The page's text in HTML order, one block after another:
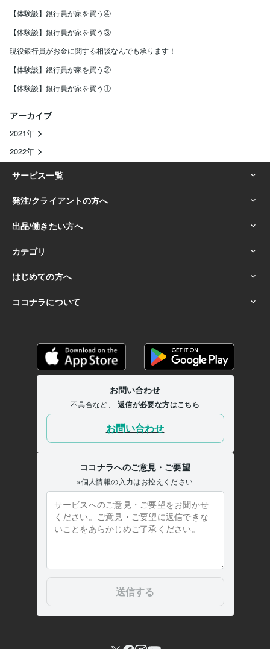
【体験談】銀行員が家を買う④
【体験談】銀行員が家を買う③
現役銀行員がお金に関する相談なんでも承ります！
【体験談】銀行員が家を買う②
【体験談】銀行員が家を買う①
アーカイブ
2021年
2022年